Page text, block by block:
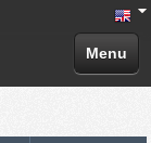
Menu